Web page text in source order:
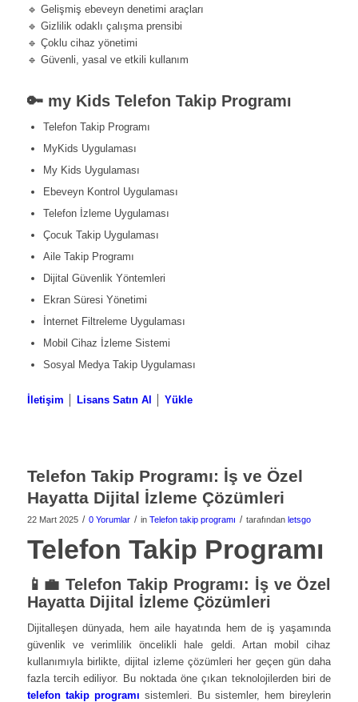
🔹 Gelişmiş ebeveyn denetimi araçları
🔹 Gizlilik odaklı çalışma prensibi
🔹 Çoklu cihaz yönetimi
🔹 Güvenli, yasal ve etkili kullanım
🔑 my Kids Telefon Takip Programı
Telefon Takip Programı
MyKids Uygulaması
My Kids Uygulaması
Ebeveyn Kontrol Uygulaması
Telefon İzleme Uygulaması
Çocuk Takip Uygulaması
Aile Takip Programı
Dijital Güvenlik Yöntemleri
Ekran Süresi Yönetimi
İnternet Filtreleme Uygulaması
Mobil Cihaz İzleme Sistemi
Sosyal Medya Takip Uygulaması
İletişim Lisans Satın Al Yükle
Telefon Takip Programı: İş ve Özel
Hayatta Dijital İzleme Çözümleri
22 Mart 2025 / 0 Yorumlar / in Telefon takip programı / tarafından letsgo
Telefon Takip Programı
📱💼Telefon Takip Programı: İş ve Özel
Hayatta Dijital İzleme Çözümleri
Dijitalleşen dünyada, hem aile hayatında hem de iş yaşamında
güvenlik ve verimlilik öncelikli hale geldi. Artan mobil cihaz
kullanımıyla birlikte, dijital izleme çözümleri her geçen gün daha
fazla tercih ediliyor. Bu noktada öne çıkan teknolojilerden biri de
telefon takip programı sistemleri. Bu sistemler, hem bireylerin